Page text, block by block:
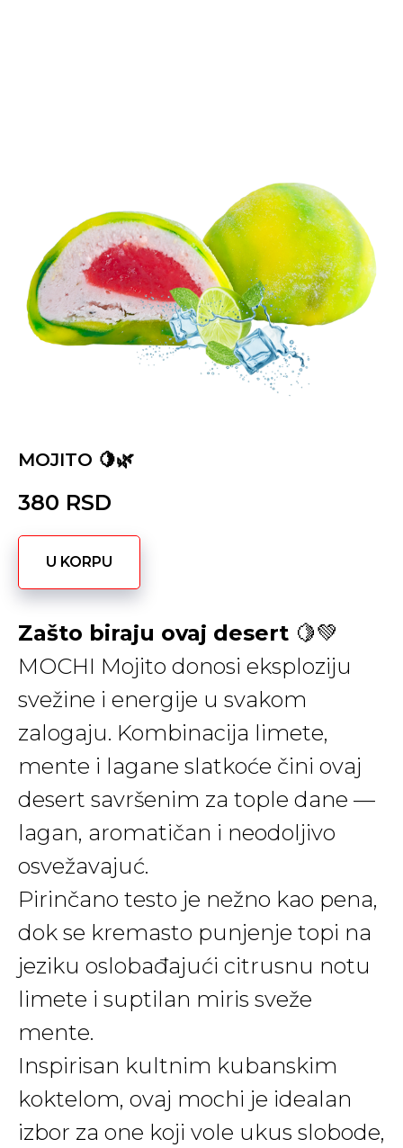
MOJITO 🍋🌿
380 RSD
U KORPU
Zašto biraju ovaj desert 🍋💚
MOCHI Mojito donosi eksploziju
svežine i energije u svakom
zalogaju. Kombinacija limete,
mente i lagane slatkoće čini ovaj
desert savršenim za tople dane —
lagan, aromatičan i neodoljivo
osvežavajuć.
Pirinčano testo je nežno kao pena,
dok se kremasto punjenje topi na
jeziku oslobađajući citrusnu notu
limete i suptilan miris sveže
mente.
Inspirisan kultnim kubanskim
koktelom, ovaj mochi je idealan
izbor za one koji vole ukus slobode,